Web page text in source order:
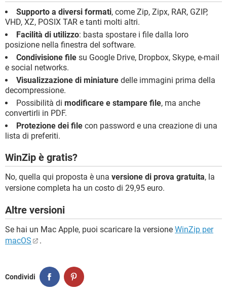
Supporto a diversi formati, come Zip, Zipx, RAR, GZIP,
VHD, XZ, POSIX TAR e tanti molti altri.
Facilità di utilizzo: basta spostare i file dalla loro
posizione nella finestra del software.
Condivisione file su Google Drive, Dropbox, Skype, e-mail
e social networks.
Visualizzazione di miniature delle immagini prima della
decompressione.
Possibilità di modificare e stampare file, ma anche
convertirli in PDF.
Protezione dei file con password e una creazione di una
lista di preferiti.
WinZip è gratis?
No, quella qui proposta è una versione di prova gratuita, la
versione completa ha un costo di 29,95 euro.
Altre versioni
Se hai un Mac Apple, puoi scaricare la versione WinZip per
macOS
.
Condividi